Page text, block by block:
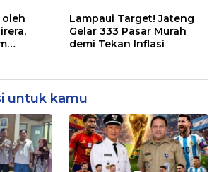
oleh
Lampaui Target! Jateng
Gelar 333 Pasar Murah
demi Tekan Inflasi
untuk kamu